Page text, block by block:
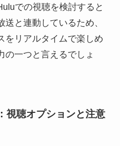
での視聴を検討すると
と連動しているため、
をリアルタイムで楽しめ
の一つと言えるでしょ
視聴オプションと注意